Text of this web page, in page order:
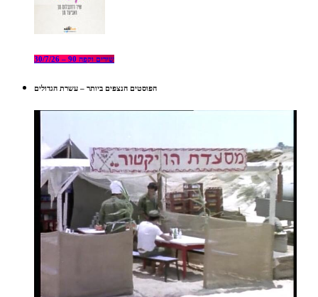
שירים וקפה 90 – 30/7/26
הפוסטים הנצפים ביותר – עשרת הגדולים